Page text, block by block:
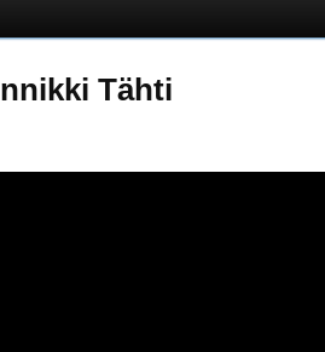
Tähti